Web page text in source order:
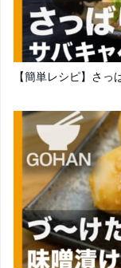
【簡単レシピ】さ